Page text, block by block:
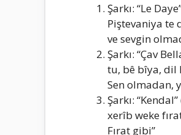
Şarkı: “Le
Piştevaniya te
ve sevgin
Şarkı: “Çav
tu, bê bîya, dil
Sen olmadan,
Şarkı:
xerîb weke
Fırat gibi”